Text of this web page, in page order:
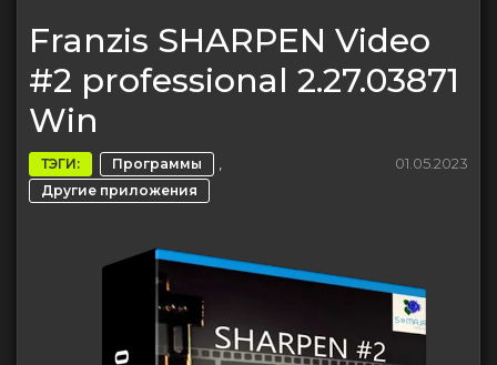
Franzis SHARPEN Video
#2 professional 2.27.03871
Win
ТЭГИ: Программы ,
Другие приложения
01.05.2023